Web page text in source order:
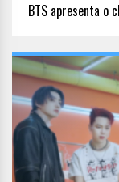
BTS apresenta o